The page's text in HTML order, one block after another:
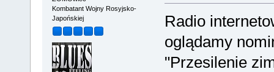
Kombatant Wojny Rosyjsko-
Japońskiej
Radio
oglądamy
"Przesilenie